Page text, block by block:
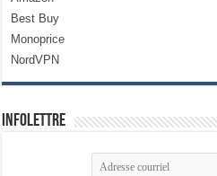
Best Buy
Monoprice
NordVPN
Infolettre